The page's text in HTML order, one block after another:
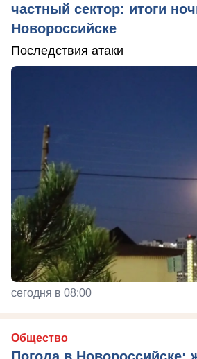
частный сектор: итоги
Новороссийске
Последствия атаки
сегодня в 08:00
Общество